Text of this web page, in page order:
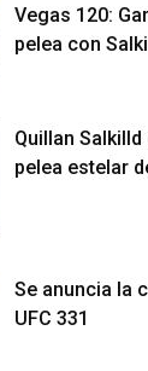
Vegas 120:
pelea con
Quillan
pelea estelar
Se anuncia la
UFC 331